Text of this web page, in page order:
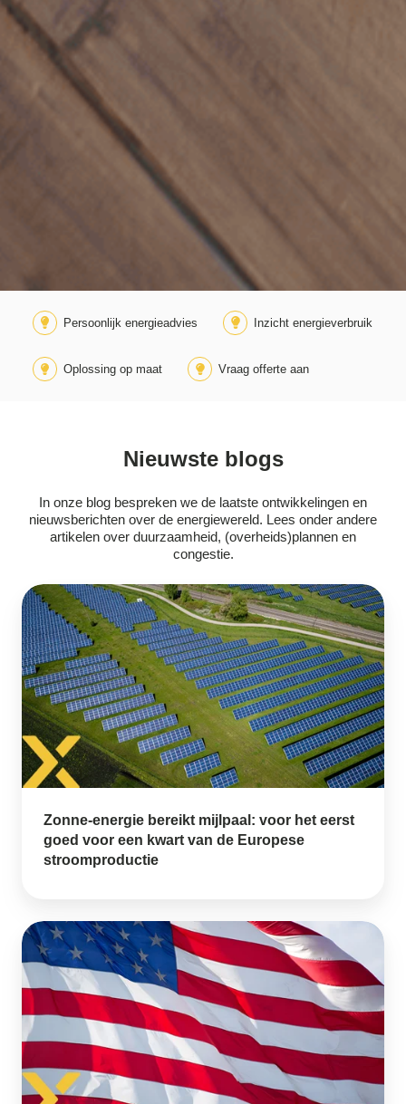
Persoonlijk energieadvies Inzicht energieverbruik
Oplossing op maat Vraag offerte aan
Nieuwste blogs
In onze blog bespreken we de laatste ontwikkelingen en
nieuwsberichten over de energiewereld. Lees onder andere
artikelen over duurzaamheid, (overheids)plannen en
congestie.
Zonne-
energie
bereikt
mijlpaal:
voor
het
eerst
goed
voor
een
kwart
van
Europese
stroomproductie
Zonne-energie bereikt mijlpaal: voor het eerst
goed voor een kwart van de Europese
stroomproductie
Nederland
steeds
afhankelijker
van
de
Verenigde
Staten
voor
energie